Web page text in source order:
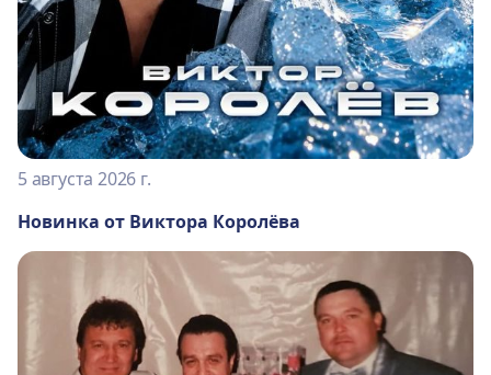
5 августа 2026 г.
Новинка от Виктора Королёва